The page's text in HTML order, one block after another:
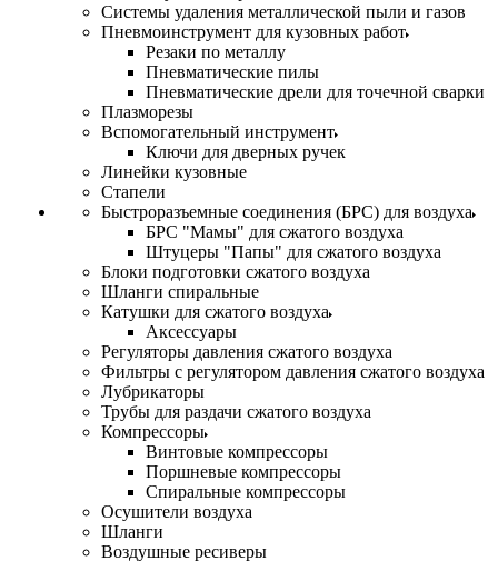
Системы удаления металлической пыли и газов
Пневмоинструмент для кузовных работ
Резаки по металлу
Пневматические пилы
Пневматические дрели для точечной сварки
Плазморезы
Вспомогательный инструмент
Ключи для дверных ручек
Линейки кузовные
Стапели
Быстроразъемные соединения (БРС) для воздуха
БРС "Мамы" для сжатого воздуха
Штуцеры "Папы" для сжатого воздуха
Блоки подготовки сжатого воздуха
Шланги спиральные
Катушки для сжатого воздуха
Аксессуары
Регуляторы давления сжатого воздуха
Фильтры с регулятором давления сжатого воздуха
Лубрикаторы
Трубы для раздачи сжатого воздуха
Компрессоры
Винтовые компрессоры
Поршневые компрессоры
Спиральные компрессоры
Осушители воздуха
Шланги
Воздушные ресиверы